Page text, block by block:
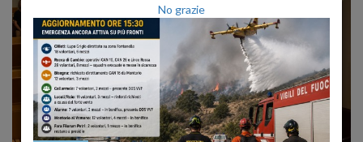
No grazie